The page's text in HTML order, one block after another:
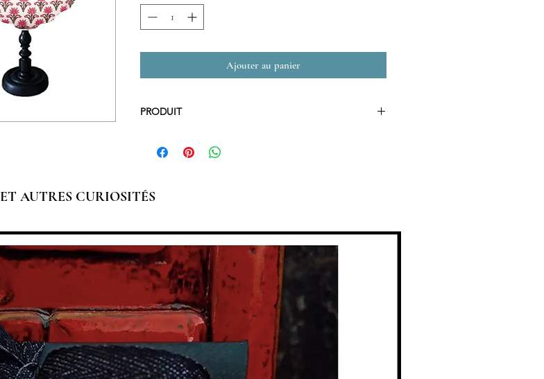
Ajouter au panier
PRODUIT
bébé qui couvre le ventre et laisse les jambes nues.
largeur. Les cuisses sont élastiquées. Elle se ferme avec
vêtement idéal pour les tout-petits leur offrant une
grande liberté de mouvement. Elle se porte de la
naissance à 3 ans.
Coton impression au tampon teinture végétale.
Doublure coton.
ET AUTRES CURIOSITÉS